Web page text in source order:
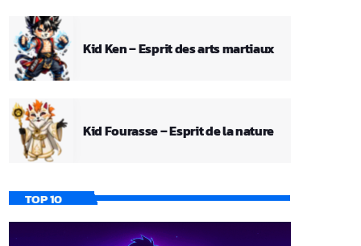
Kid Ken – Esprit des arts martiaux
Kid Fourasse – Esprit de la nature
TOP 10